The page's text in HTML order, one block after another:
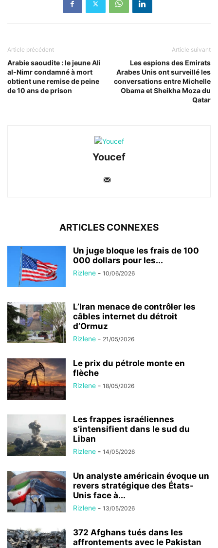
Article précédent
Arabie saoudite : le jeune Ali
al-Nimr condamné à mort
obtient une remise de peine
de 10 ans de prison
Article suivant
Les espions des Emirats
Arabes Unis ont surveillé les
conversations entre Michelle
Obama et Sheikha Moza du
Qatar
Youcef
ARTICLES CONNEXES
Un juge bloque les frais de 100
000 dollars pour les...
Rizlene - 10/06/2026
L’Iran menace de contrôler les
câbles internet du détroit
d’Ormuz
Rizlene - 21/05/2026
Le prix du pétrole monte en
flèche
Rizlene - 18/05/2026
Les frappes israéliennes
s’intensifient dans le sud du
Liban
Rizlene - 14/05/2026
Un analyste américain évoque un
revers stratégique des États-
Unis face à...
Rizlene - 13/05/2026
372 Afghans tués dans les
affrontements avec le Pakistan